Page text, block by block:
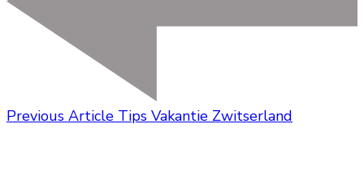
Previous Article Tips Vakantie Zwitserland